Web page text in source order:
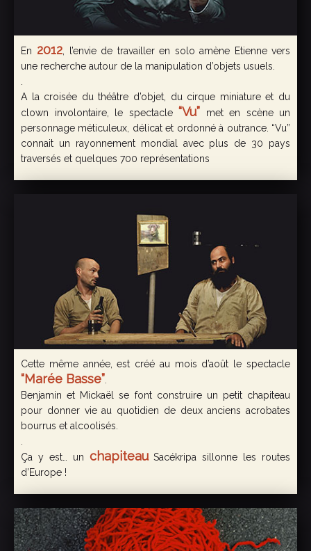
En 2012 , l’envie de travailler en solo amène Etienne vers
une recherche autour de la manipulation d’objets usuels.
A la croisée du théâtre d’objet, du cirque miniature et du
clown involontaire, le spectacle “Vu” met en scène un
personnage méticuleux, délicat et ordonné à outrance. “Vu”
connait un rayonnement mondial avec plus de 30 pays
traversés et quelques 700 représentations
Cette même année, est créé au mois d’août le spectacle
“Marée Basse”
Benjamin et Mickaël se font construire un petit chapiteau
pour donner vie au quotidien de deux anciens acrobates
bourrus et alcoolisés.
Ça y est… un chapiteauSacékripa sillonne les routes
d’Europe !